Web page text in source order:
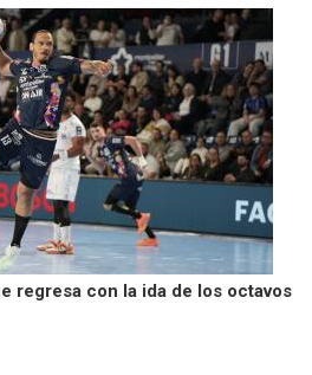
regresa con la ida de los octavos